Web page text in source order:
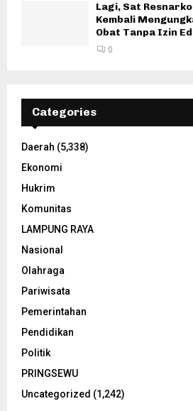
Lagi, Sat
Kembali
Obat Tanpa Izin
0
Categories
Daerah (5,338)
Ekonomi
Hukrim
Komunitas
LAMPUNG RAYA
Nasional
Olahraga
Pariwisata
Pemerintahan
Pendidikan
Politik
PRINGSEWU
Uncategorized (1,242)